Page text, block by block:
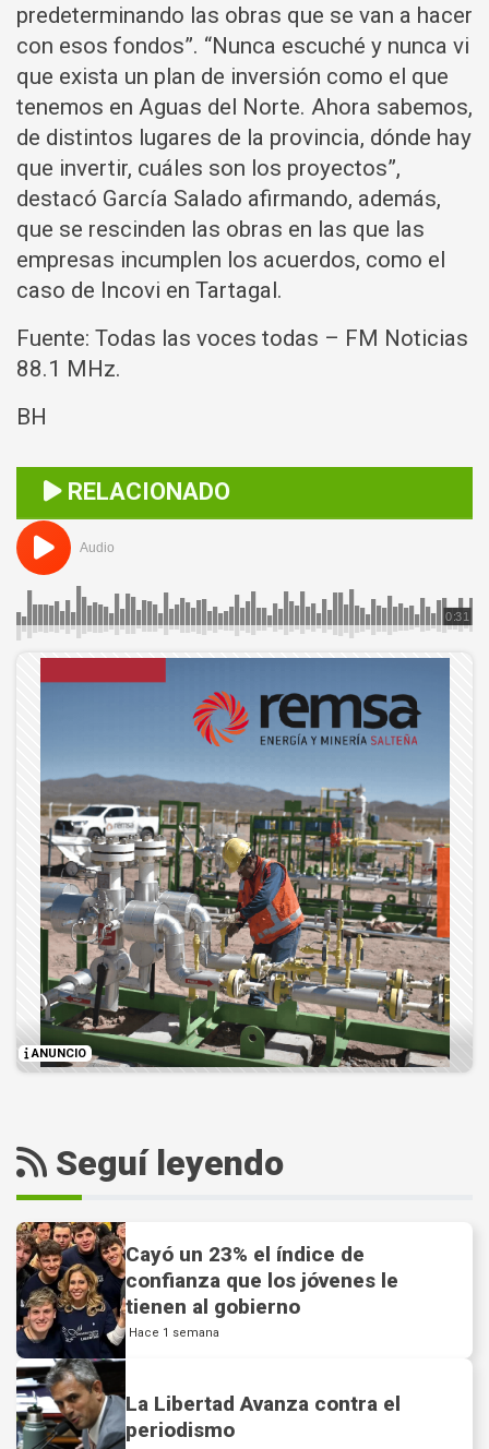
predeterminando las obras que se van a hacer
con esos fondos”. “Nunca escuché y nunca vi
que exista un plan de inversión como el que
tenemos en Aguas del Norte. Ahora sabemos,
de distintos lugares de la provincia, dónde hay
que invertir, cuáles son los proyectos”,
destacó García Salado afirmando, además,
que se rescinden las obras en las que las
empresas incumplen los acuerdos, como el
caso de Incovi en Tartagal.
Fuente: Todas las voces todas – FM Noticias
88.1 MHz.
BH
RELACIONADO
Audio
0:31
ANUNCIO
Seguí leyendo
Cayó un 23% el índice de
confianza que los jóvenes le
tienen al gobierno
Hace 1 semana
La Libertad Avanza contra el
periodismo